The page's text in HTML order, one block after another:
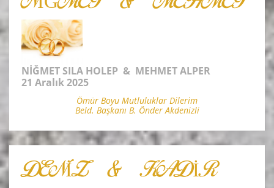
NİĞMET SILA HOLEP & MEHMET ALPER
21 Aralık 2025
Ömür Boyu Mutluluklar Dilerim
Beld. Başkanı B. Önder Akdenizli
DENİZ & KADİR